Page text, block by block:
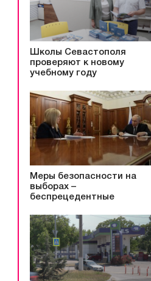
Школы Севастополя
проверяют к новому
учебному году
Меры безопасности на
выборах –
беспрецедентные